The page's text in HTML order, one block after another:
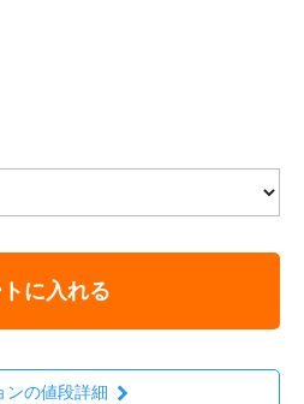
に入れる
ンの値段詳細